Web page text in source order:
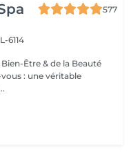
577
6114
Être & de la Beauté
: une véritable